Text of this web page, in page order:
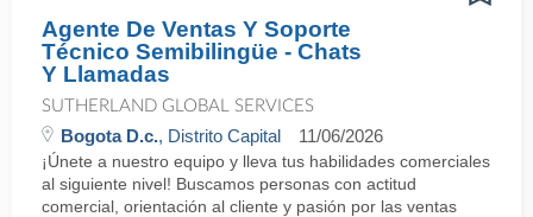
Agente De Ventas Y Soporte
Técnico Semibilingüe - Chats
Y Llamadas
SUTHERLAND GLOBAL SERVICES
Bogota D.c., Distrito Capital 11/06/2026
¡Únete a nuestro equipo y lleva tus habilidades comerciales
al siguiente nivel! Buscamos personas con actitud
comercial, orientación al cliente y pasión por las ventas